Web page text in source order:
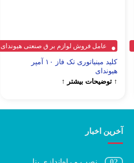
عامل فروش لوازم بر ق صنعتی هیوندای
کلید مینیاتوری تک فاز ۱۰ آمپر
هیوندای
↑ توضیحات بیشتر ↑
آخرین اخبار